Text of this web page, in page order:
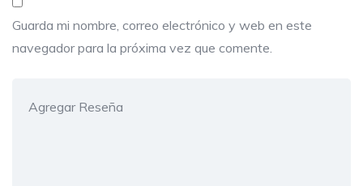
Guarda mi nombre, correo electrónico y web en este
navegador para la próxima vez que comente.